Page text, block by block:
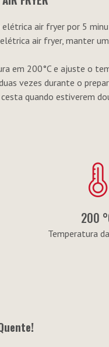
air fryer por 5
air fryer, manter
em 200°C e ajuste o
vezes durante o
quando estiverem
200
Temperatura